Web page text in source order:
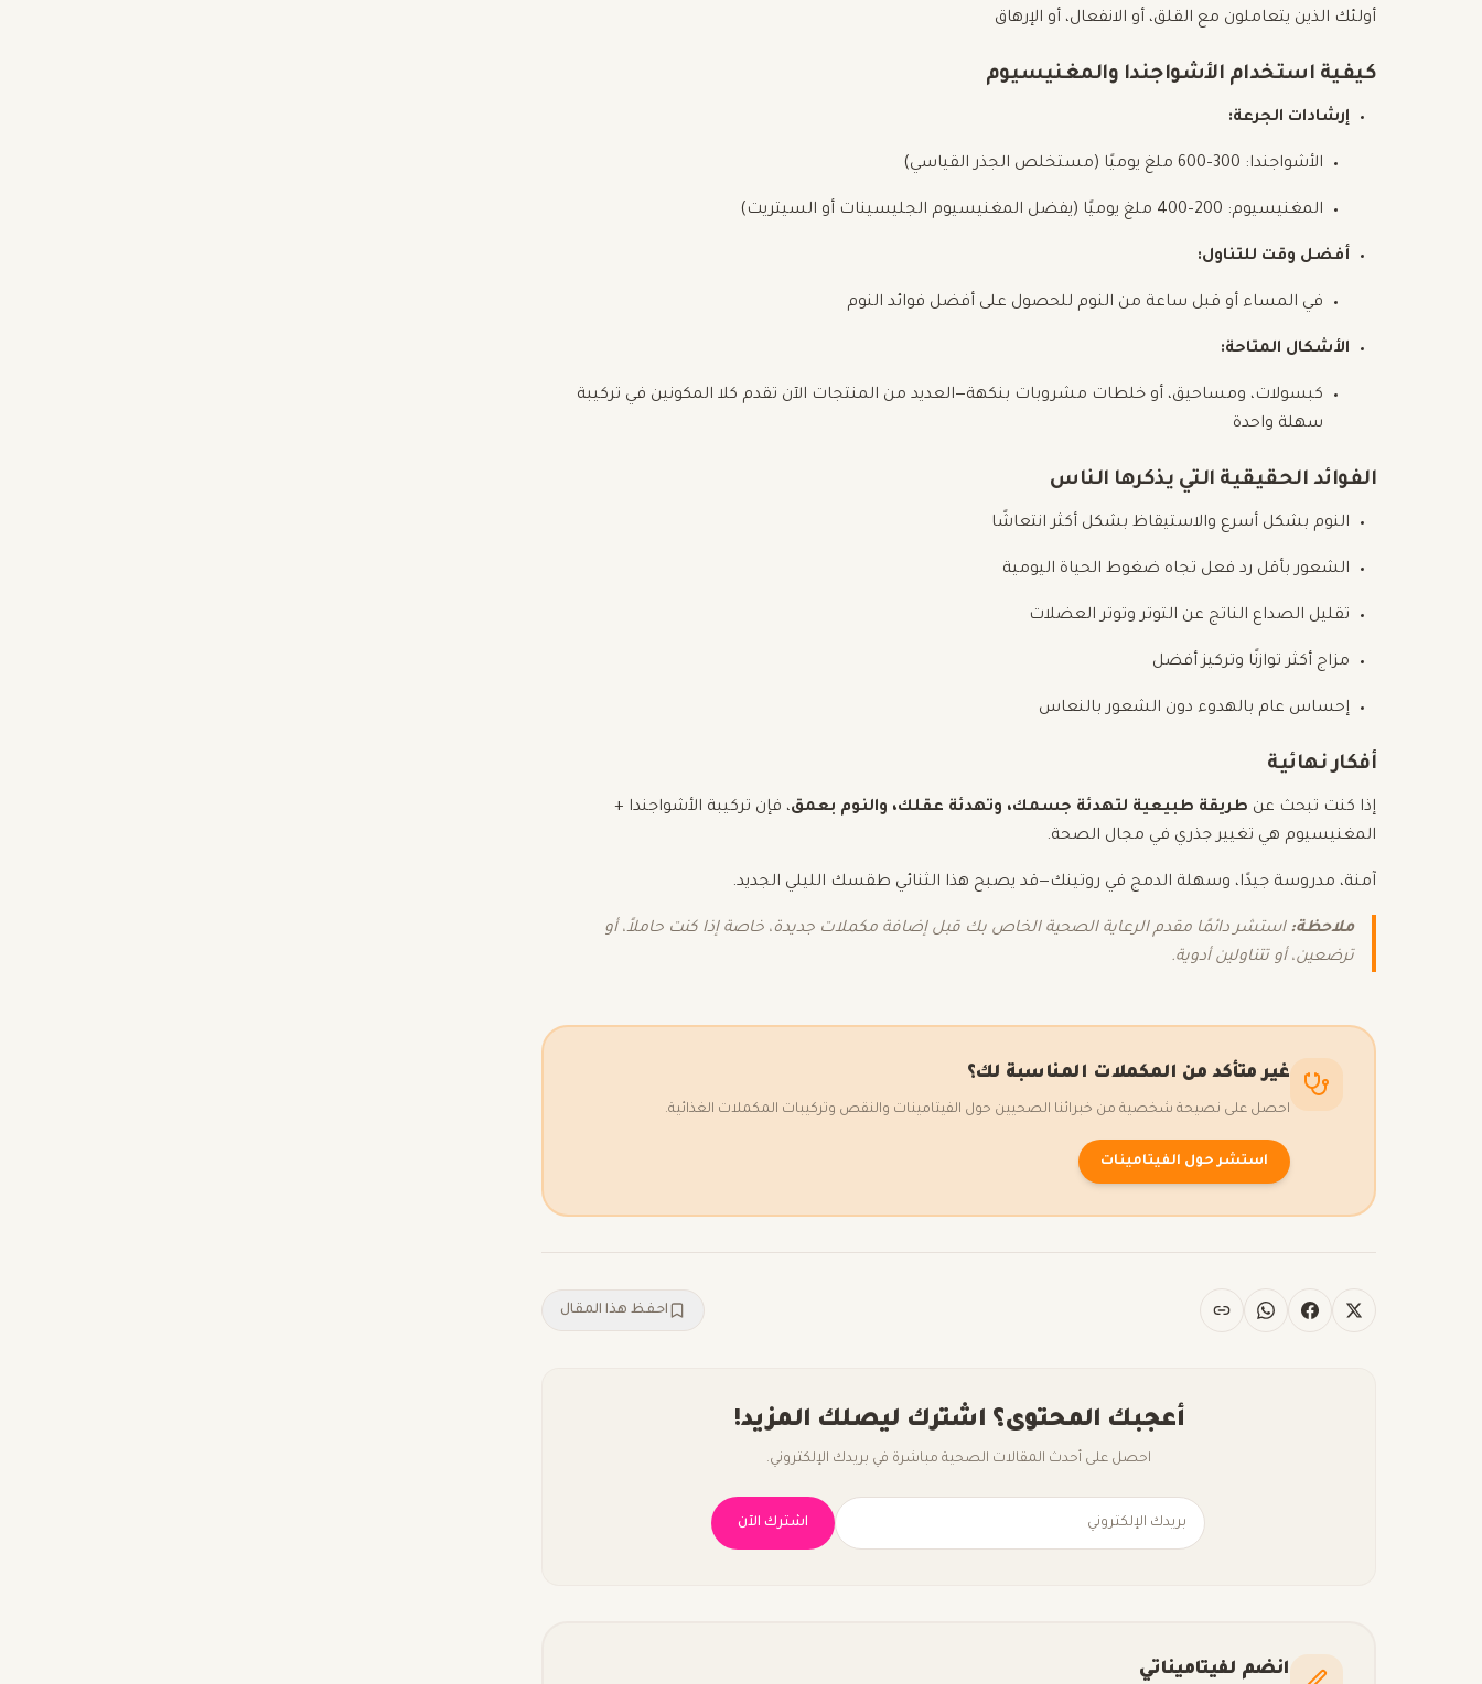
أولئك الذين يتعاملون مع القلق، أو الانفعال، أو الإرهاق
كيفية استخدام الأشواجندا والمغنيسيوم
إرشادات الجرعة:
الأشواجندا: 300–600 ملغ يوميًا (مستخلص الجذر القياسي)
المغنيسيوم: 200–400 ملغ يوميًا (يفضل المغنيسيوم الجليسينات أو السيتريت)
أفضل وقت للتناول:
في المساء أو قبل ساعة من النوم للحصول على أفضل فوائد النوم
الأشكال المتاحة:
كبسولات، ومساحيق، أو خلطات مشروبات بنكهة—العديد من المنتجات الآن تقدم كلا المكونين في تركيبة
سهلة واحدة
الفوائد الحقيقية التي يذكرها الناس
النوم بشكل أسرع والاستيقاظ بشكل أكثر انتعاشًا
الشعور بأقل رد فعل تجاه ضغوط الحياة اليومية
تقليل الصداع الناتج عن التوتر وتوتر العضلات
مزاج أكثر توازنًا وتركيز أفضل
إحساس عام بالهدوء دون الشعور بالنعاس
أفكار نهائية
إذا كنت تبحث عن طريقة طبيعية لتهدئة جسمك، وتهدئة عقلك، والنوم بعمق، فإن تركيبة الأشواجندا +
المغنيسيوم هي تغيير جذري في مجال الصحة.
آمنة، مدروسة جيدًا، وسهلة الدمج في روتينك—قد يصبح هذا الثنائي طقسك الليلي الجديد.
ملاحظة: استشر دائمًا مقدم الرعاية الصحية الخاص بك قبل إضافة مكملات جديدة، خاصة إذا كنت حاملاً، أو
ترضعين، أو تتناولين أدوية.
غير متأكد من المكملات المناسبة لك؟
احصل على نصيحة شخصية من خبرائنا الصحيين حول الفيتامينات والنقص وتركيبات المكملات الغذائية.
استشر حول الفيتامينات
احفظ هذا المقال
أعجبك المحتوى؟ اشترك ليصلك المزيد!
احصل على أحدث المقالات الصحية مباشرة في بريدك الإلكتروني.
اشترك الآن
انضم لفيتاميناتي